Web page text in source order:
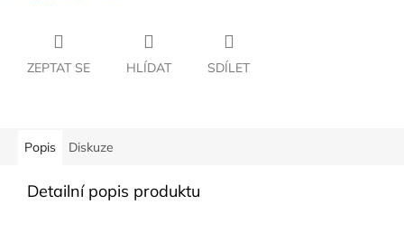
ZEPTAT SE HLÍDAT SDÍLET
Popis Diskuze
Detailní popis produktu